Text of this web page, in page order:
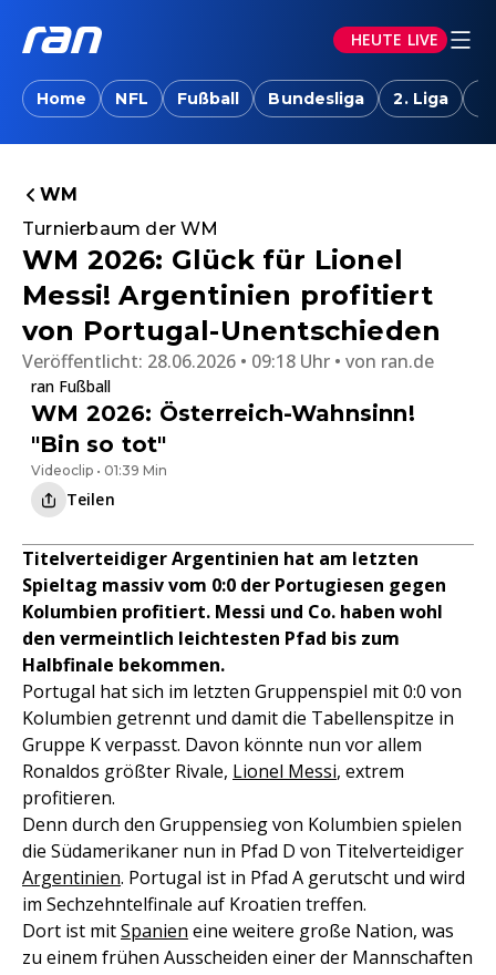
HEUTE LIVE
Home NFL Fußball Bundesliga 2. Liga
WM
Turnierbaum der WM
WM 2026: Glück für Lionel
Messi! Argentinien profitiert
von Portugal-Unentschieden
Veröffentlicht: 28.06.2026 • 09:18 Uhr von ran.de
ran Fußball
WM 2026: Österreich-Wahnsinn!
"Bin so tot"
Videoclip • 01:39 Min
Teilen
Titelverteidiger Argentinien hat am letzten
Spieltag massiv vom 0:0 der Portugiesen gegen
Kolumbien profitiert. Messi und Co. haben wohl
den vermeintlich leichtesten Pfad bis zum
Halbfinale bekommen.
Portugal hat sich im letzten Gruppenspiel mit 0:0 von
Kolumbien getrennt und damit die Tabellenspitze in
Gruppe K verpasst. Davon könnte nun vor allem
Ronaldos größter Rivale, Lionel Messi, extrem
profitieren.
Denn durch den Gruppensieg von Kolumbien spielen
die Südamerikaner nun in Pfad D von Titelverteidiger
Argentinien. Portugal ist in Pfad A gerutscht und wird
im Sechzehntelfinale auf Kroatien treffen.
Dort ist mitSpanien eine weitere große Nation, was
zu einem frühen Ausscheiden einer der Mannschaften